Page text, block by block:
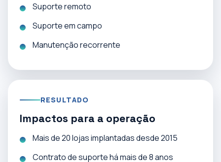
Suporte remoto
Suporte em campo
Manutenção recorrente
RESULTADO
Impactos para a operação
Mais de 20 lojas implantadas desde 2015
Contrato de suporte há mais de 8 anos